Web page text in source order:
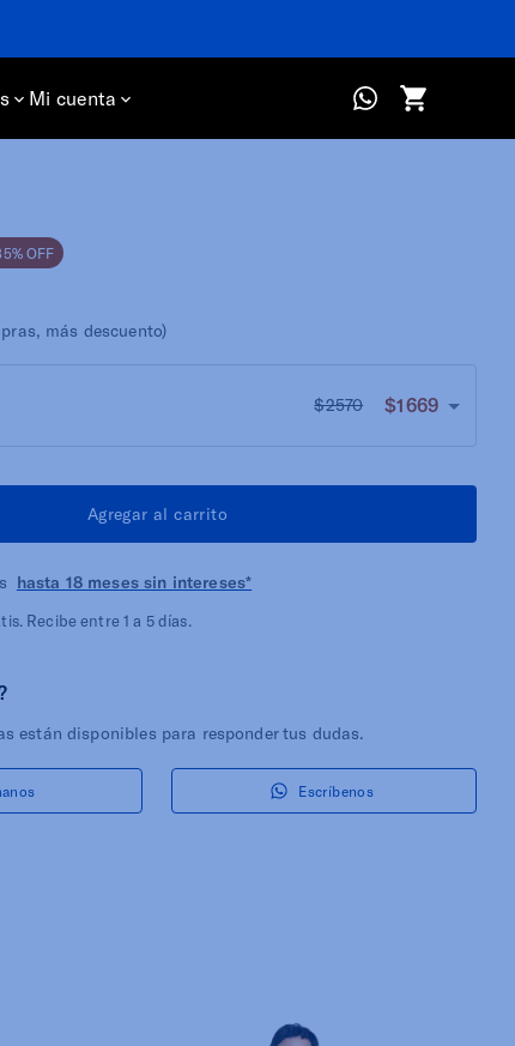
Mi cuenta
OFF
más descuento)
$2570 $1669
Agregar al carrito
hasta 18 meses sin intereses*
Recibe entre 1 a 5 días.
están disponibles para responder tus dudas.
Escríbenos